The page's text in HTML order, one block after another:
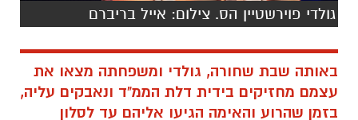
גולדי פוירשטיין הס. צילום: אייל בריברם
באותה שבת שחורה, גולדי ומשפחתה מצאו את
עצמם מחזיקים בידית דלת הממ"ד ונאבקים עליה,
בזמן שהרוע והאימה הגיעו אליהם עד לסלון